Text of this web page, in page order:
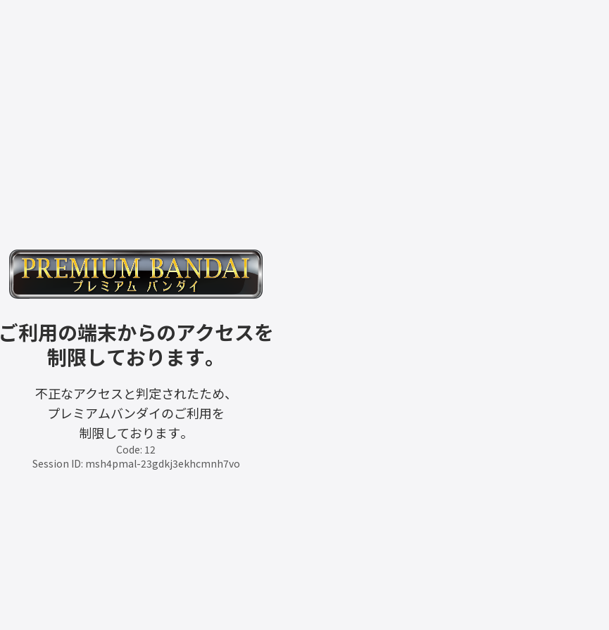
ご利用の端末からのアクセスを
制限しております。
不正なアクセスと判定されたため、
プレミアムバンダイのご利用を
制限しております。
Code: 12
Session ID: msh4pmal-23gdkj3ekhcmnh7vo